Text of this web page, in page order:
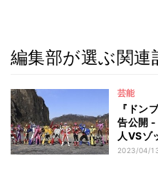
編集部が選ぶ関連
芸能
『ドン
告公開 -
人VSゾ
かに
2023/04/